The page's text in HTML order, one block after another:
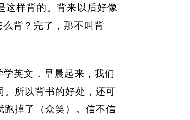
这样背的。背来以后好像
背？完了，那不叫背
英文，早晨起来，我们
所以背书的好处，还可
跑掉了（众笑）。信不信